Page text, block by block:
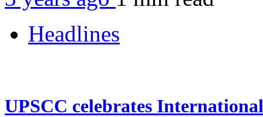
Headlines
UPSCC celebrates